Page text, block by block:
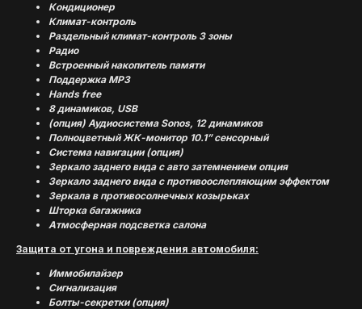
Кондиционер
Климат-контроль
Раздельный климат-контроль 3 зоны
Радио
Встроенный накопитель памяти
Поддержка MP3
Hands free
8 динамиков, USB
(опция) Аудиосистема Sonos, 12 динамиков
Полноцветный ЖК-монитор 10.1” сенсорный
Система навигации (опция)
Зеркало заднего вида с авто затемнением опция
Зеркало заднего вида с противоослепляющим эффектом
Зеркала в противосолнечных козырьках
Шторка багажника
Атмосферная подсветка салона
Защита от угона и повреждения автомобиля:
Иммобилайзер
Сигнализация
Болты-секретки (опция)
УСПЕШНЫЕ ИСТОРИИ)